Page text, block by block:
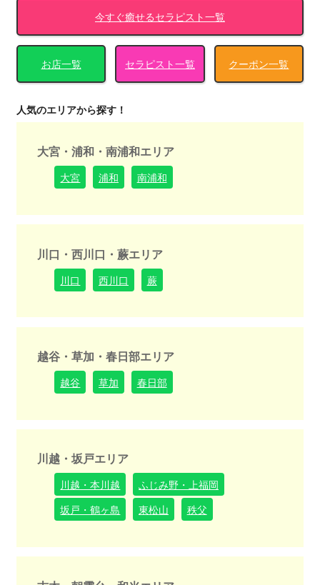
今すぐ癒せるセラピスト一覧
お店一覧 セラピスト一覧 クーポン一覧
人気のエリアから探す！
大宮・浦和・南浦和エリア
大宮 浦和 南浦和
川口・西川口・蕨エリア
川口 西川口 蕨
越谷・草加・春日部エリア
越谷 草加 春日部
川越・坂戸エリア
川越・本川越
ふじみ野・上福岡
坂戸・鶴ヶ島
東松山 秩父